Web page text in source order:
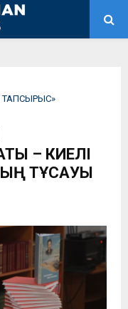
ТАПСЫРЫС»
– КИЕЛІ
ТҰСАУЫ